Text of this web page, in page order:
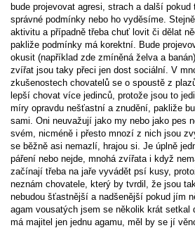
bude projevovat agresi, strach a další
správné podmínky nebo ho vyděsíme.
aktivitu a případně třeba chuť lovit či dělat
pakliže podmínky má korektní. Bude
okusit (například zde zmíněná želva a
zvířat jsou taky přeci jen dost sociální. V
zkušenostech chovatelů se o spoustě z
lepší chovat více jedinců, protože jsou to
míry opravdu nešťastní a znudění, pakliže
sami. Oni neuvažují jako my nebo jako pes
svém, nicméně i přesto mnozí z nich jsou
se běžně asi nemazlí, hrajou si. Je úplně
páření nebo nejde, mnohá zvířata i když
začínají třeba na jaře vyvádět psí kusy,
neznám chovatele, který by tvrdil, že jsou
nebudou šťastnější a nadšenější pokud jím
agam vousatých jsem se několik krát setkal
má majitel jen jednu agamu, měl by se jí